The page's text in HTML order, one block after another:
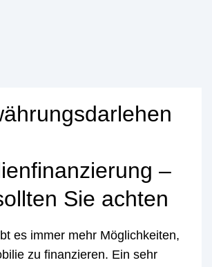
–
Sie achten
es immer mehr Möglichkeiten,
zu finanzieren. Ein sehr